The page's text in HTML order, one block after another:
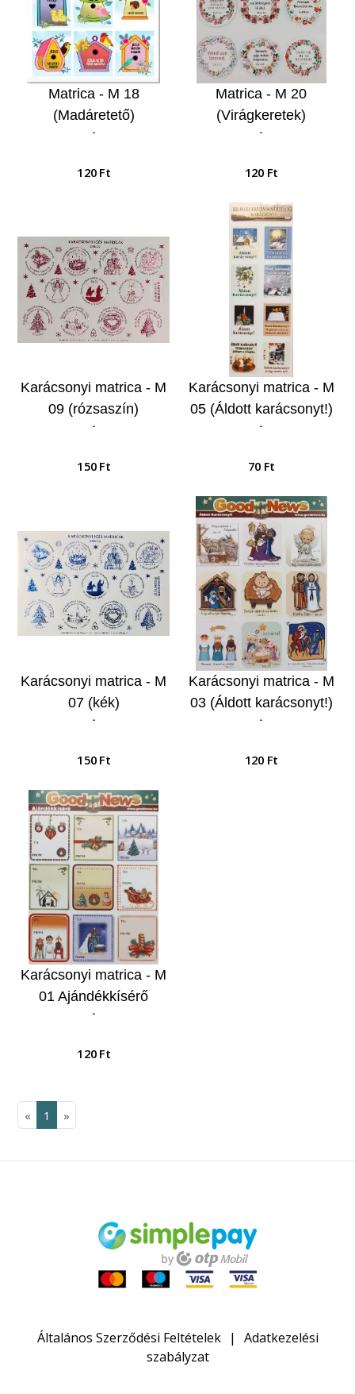
Matrica - M 18
(Madáretető)
-
120 Ft
Matrica - M 20
(Virágkeretek)
-
120 Ft
Karácsonyi matrica - M
09 (rózsaszín)
-
150 Ft
Karácsonyi matrica - M
05 (Áldott karácsonyt!)
-
70 Ft
Karácsonyi matrica - M
07 (kék)
-
150 Ft
Karácsonyi matrica - M
03 (Áldott karácsonyt!)
-
120 Ft
Karácsonyi matrica - M
01 Ajándékkísérő
-
120 Ft
« 1 »
Általános Szerződési Feltételek
Adatkezelési
szabályzat